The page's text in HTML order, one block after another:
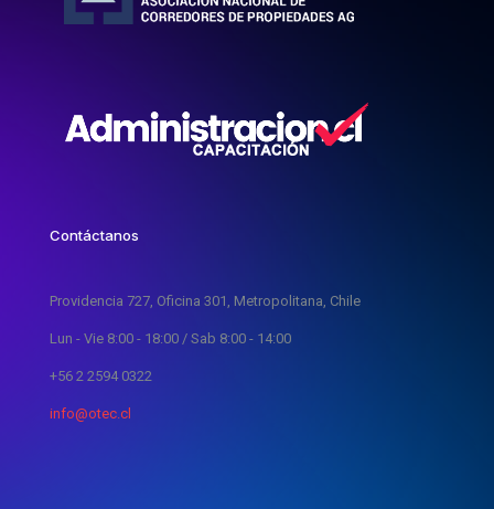
Contáctanos
Providencia 727, Oficina 301, Metropolitana, Chile
Lun - Vie 8:00 - 18:00 / Sab 8:00 - 14:00
+56 2 2594 0322
info@otec.cl